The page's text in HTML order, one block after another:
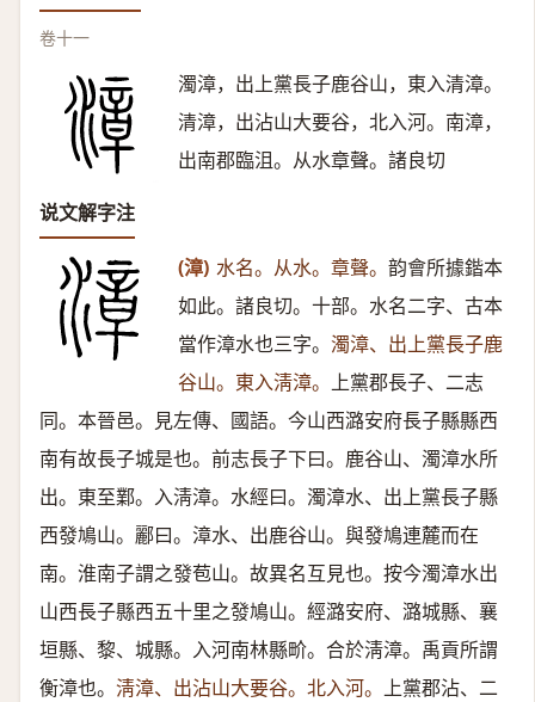
卷十一
濁漳，出上黨長子鹿谷山，東入清漳。
清漳，出沾山大要谷，北入河。南漳，
出南郡臨沮。从水章聲。諸良切
说文解字注
(漳) 水名。从水。章聲。 韵會所據鍇本
如此。諸良切。十部。水名二字、古本
當作漳水也三字。 濁漳、出上黨長子鹿
谷山。東入淸漳。 上黨郡長子、二志
同。本晉邑。見左傳、國語。今山西潞安府長子縣縣西
南有故長子城是也。前志長子下曰。鹿谷山、濁漳水所
出。東至鄴。入淸漳。水經曰。濁漳水、出上黨長子縣
西發鳩山。酈曰。漳水、出鹿谷山。與發鳩連麓而在
南。淮南子謂之發苞山。故異名互見也。按今濁漳水出
山西長子縣西五十里之發鳩山。經潞安府、潞城縣、襄
垣縣、黎、城縣。入河南林縣畍。合於淸漳。禹貢所謂
衡漳也。 淸漳、出沾山大要谷。北入河。 上黨郡沾、二